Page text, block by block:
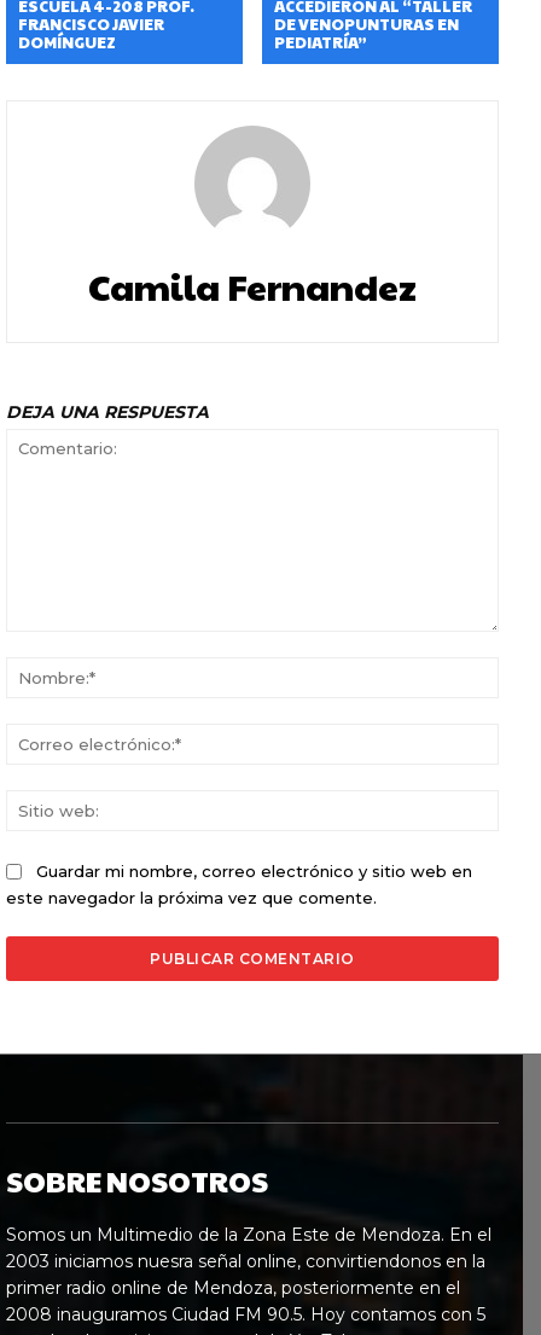
ESCUELA 4-208 PROF.
FRANCISCO JAVIER
DOMÍNGUEZ
ACCEDIERON AL “TALLER
DE VENOPUNTURAS EN
PEDIATRÍA”
Camila Fernandez
DEJA UNA RESPUESTA
Guardar mi nombre, correo electrónico y sitio web en
este navegador la próxima vez que comente.
SOBRE NOSOTROS
Somos un Multimedio de la Zona Este de Mendoza. En el
2003 iniciamos nuesra señal online, convirtiendonos en la
primer radio online de Mendoza, posteriormente en el
2008 inauguramos Ciudad FM 90.5. Hoy contamos con 5